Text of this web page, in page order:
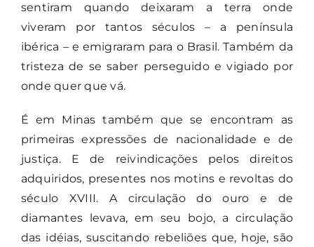
sentiram quando deixaram a terra onde
viveram por tantos séculos – a península
ibérica – e emigraram para o Brasil. Também da
tristeza de se saber perseguido e vigiado por
onde quer que vá.
É em Minas também que se encontram as
primeiras expressões de nacionalidade e de
justiça. E de reivindicações pelos direitos
adquiridos, presentes nos motins e revoltas do
século XVIII. A circulação do ouro e de
diamantes levava, em seu bojo, a circulação
das idéias, suscitando rebeliões que, hoje, são